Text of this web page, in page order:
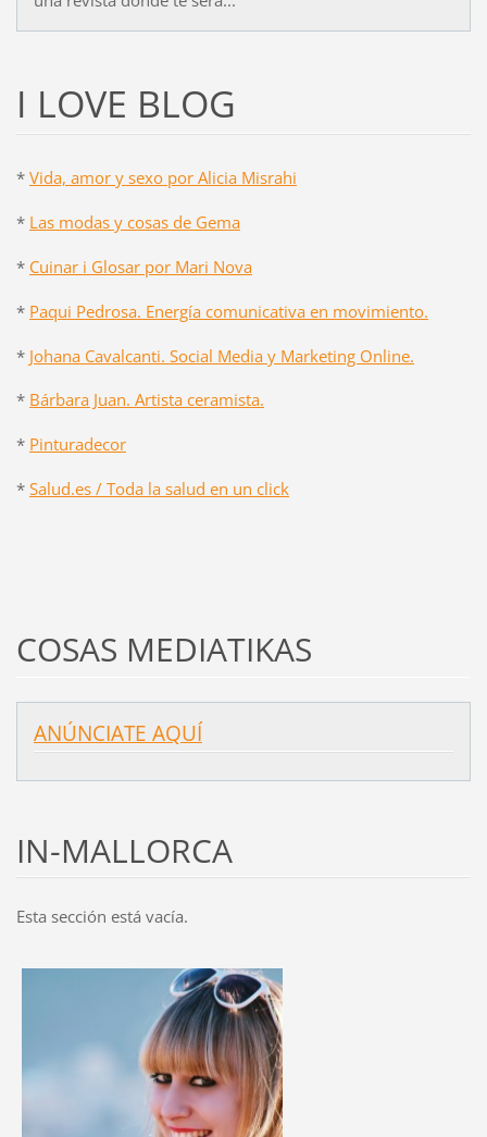
I LOVE BLOG
* Vida, amor y sexo por Alicia Misrahi
* Las modas y cosas de Gema
* Cuinar i Glosar por Mari Nova
* Paqui Pedrosa. Energía comunicativa en movimiento.
* Johana Cavalcanti. Social Media y Marketing Online.
* Bárbara Juan. Artista ceramista.
* Pinturadecor
* Salud.es / Toda la salud en un click
COSAS MEDIATIKAS
ANÚNCIATE AQUÍ
IN-MALLORCA
Esta sección está vacía.